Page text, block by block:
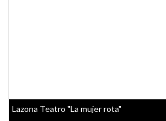
Lazona Teatro "La mujer rota"